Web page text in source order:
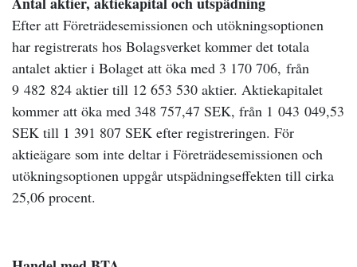
Efter att Företrädesemissionen och utökningsoptionen
har registrerats hos Bolagsverket kommer det totala
antalet aktier i Bolaget att öka med 3 170 706, från
9 482 824 aktier till 12 653 530 aktier. Aktiekapitalet
kommer att öka med 348 757,47 SEK, från 1 043 049,53
SEK till 1 391 807 SEK efter registreringen. För
aktieägare som inte deltar i Företrädesemissionen och
utökningsoptionen uppgår utspädningseffekten till cirka
25,06 procent.